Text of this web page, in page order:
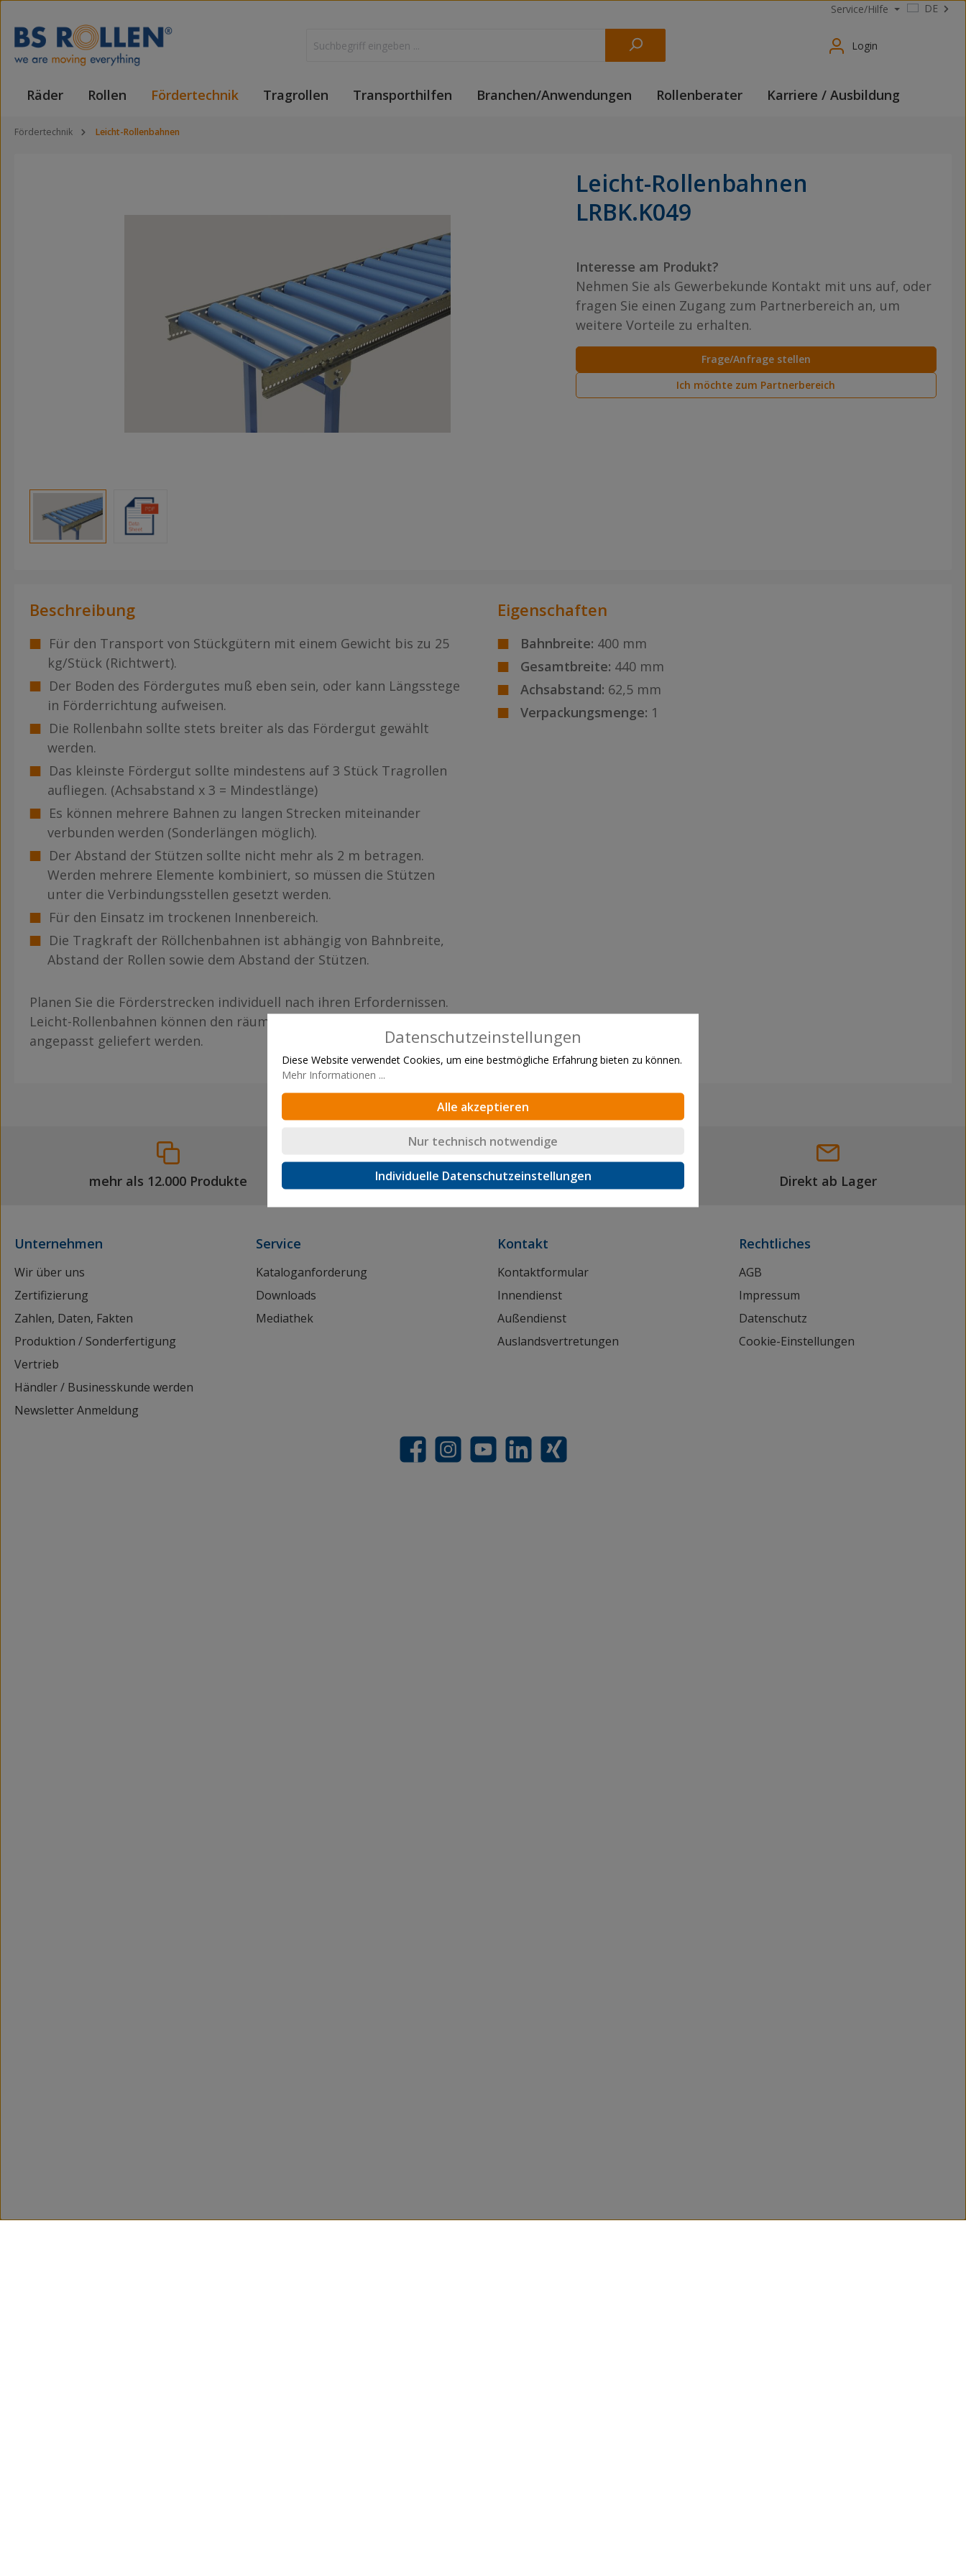
DE
Service/Hilfe
Login
Räder Rollen Fördertechnik Tragrollen Transporthilfen Branchen/Anwendungen Rollenberater Karriere / Ausbildung
Fördertechnik Leicht-Rollenbahnen
Leicht-Rollenbahnen
LRBK.K049
Interesse am Produkt?
Nehmen Sie als Gewerbekunde Kontakt mit uns auf, oder
fragen Sie einen Zugang zum Partnerbereich an, um
weitere Vorteile zu erhalten.
Frage/Anfrage stellen
Ich möchte zum Partnerbereich
Beschreibung
Für den Transport von Stückgütern mit einem Gewicht bis zu 25
kg/Stück (Richtwert).
Der Boden des Fördergutes muß eben sein, oder kann Längsstege
in Förderrichtung aufweisen.
Die Rollenbahn sollte stets breiter als das Fördergut gewählt
werden.
Das kleinste Fördergut sollte mindestens auf 3 Stück Tragrollen
aufliegen. (Achsabstand x 3 = Mindestlänge)
Es können mehrere Bahnen zu langen Strecken miteinander
verbunden werden (Sonderlängen möglich).
Der Abstand der Stützen sollte nicht mehr als 2 m betragen.
Werden mehrere Elemente kombiniert, so müssen die Stützen
unter die Verbindungsstellen gesetzt werden.
Für den Einsatz im trockenen Innenbereich.
Die Tragkraft der Röllchenbahnen ist abhängig von Bahnbreite,
Abstand der Rollen sowie dem Abstand der Stützen.
Planen Sie die Förderstrecken individuell nach ihren Erfordernissen.
Leicht-Rollenbahnen können den räumlichen Gegebenheiten
angepasst geliefert werden.
Eigenschaften
Bahnbreite: 400 mm
Gesamtbreite: 440 mm
Achsabstand: 62,5 mm
Verpackungsmenge: 1
mehr als 12.000 Produkte Lieferung innerhalb von 24h Direkt ab Lager
Unternehmen
Wir über uns
Zertifizierung
Zahlen, Daten, Fakten
Produktion / Sonderfertigung
Vertrieb
Händler / Businesskunde werden
Newsletter Anmeldung
Service
Kataloganforderung
Downloads
Mediathek
Kontakt
Kontaktformular
Innendienst
Außendienst
Auslandsvertretungen
Rechtliches
AGB
Impressum
Datenschutz
Cookie-Einstellungen
FacebookInstagramYouTubeLinkedInXing
Datenschutzeinstellungen
Diese Website verwendet Cookies, um eine bestmögliche Erfahrung bieten zu können.
Mehr Informationen ...
Alle akzeptieren
Nur technisch notwendige
Individuelle Datenschutzeinstellungen